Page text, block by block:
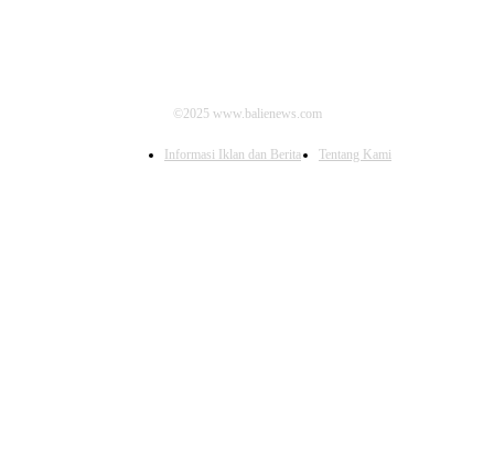
©2025 www.balienews.com
Informasi Iklan dan Berita Tentang Kami